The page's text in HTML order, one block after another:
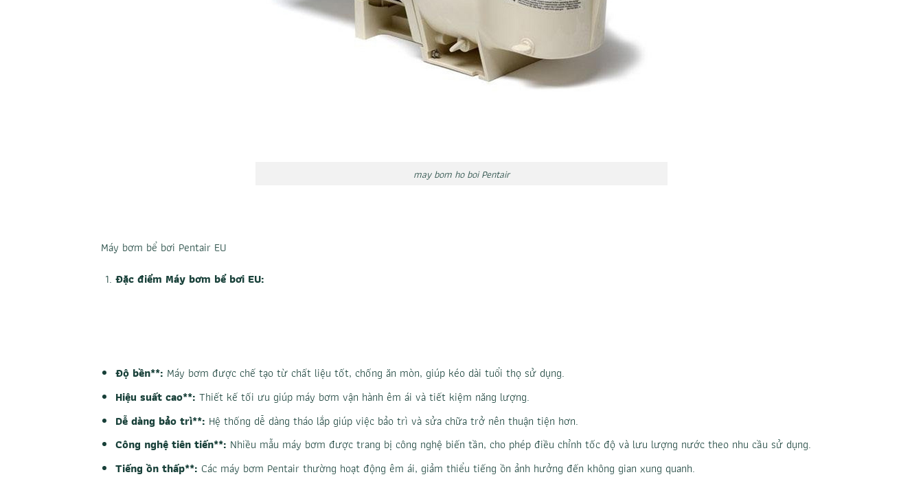
may bom ho boi Pentair
Máy bơm bể bơi Pentair EU
Đặc điểm Máy bơm bể bơi EU:
Độ bền**: Máy bơm được chế tạo từ chất liệu tốt, chống ăn mòn, giúp kéo dài tuổi thọ sử dụng.
Hiệu suất cao**: Thiết kế tối ưu giúp máy bơm vận hành êm ái và tiết kiệm năng lượng.
Dễ dàng bảo trì**: Hệ thống dễ dàng tháo lắp giúp việc bảo trì và sửa chữa trở nên thuận tiện hơn.
Công nghệ tiên tiến**: Nhiều mẫu máy bơm được trang bị công nghệ biến tần, cho phép điều chỉnh tốc độ và lưu lượng nước theo nhu cầu sử dụng.
Tiếng ồn thấp**: Các máy bơm Pentair thường hoạt động êm ái, giảm thiểu tiếng ồn ảnh hưởng đến không gian xung quanh.